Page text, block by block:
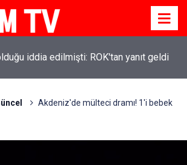
iddia edilmişti: ROK'tan yanıt geldi
Akdeniz'de mülteci dramı! 1'i bebek